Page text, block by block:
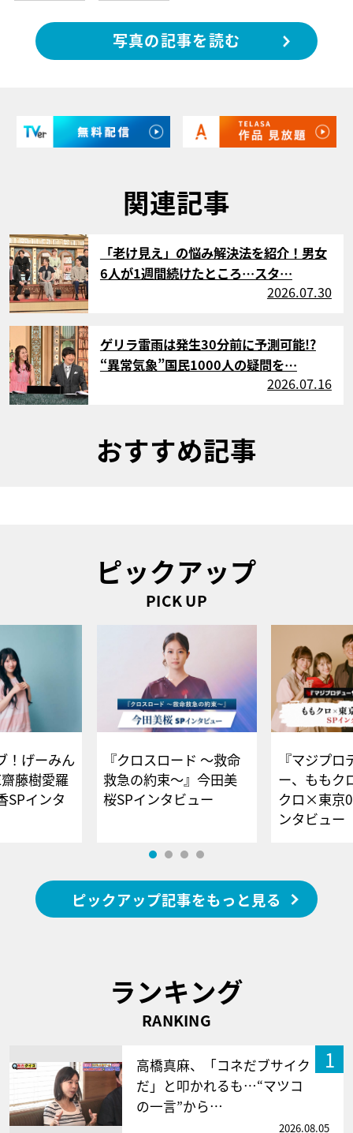
写真の記事を読む
関連記事
サムネイル
「老け見え」の悩み解決法を紹介！男女
6人が1週間続けたところ…スタ…
2026.07.30
サムネイル
ゲリラ雷雨は発生30分前に予測可能!?
“異常気象”国民1000人の疑問を…
2026.07.16
おすすめ記事
ピックアップ
PICK UP
！げーみん
藤樹愛羅
SPインタ
『クロスロード ～救命
救急の約束～』今田美
桜SPインタビュー
『マジプロ
ー、ももク
クロ×東京
ンタビュー
ピックアップ記事をもっと見る
ランキング
RANKING
1
高橋真麻、「コネだブサイク
だ」と叩かれるも…“マツコ
の一言”から…
2026.08.05